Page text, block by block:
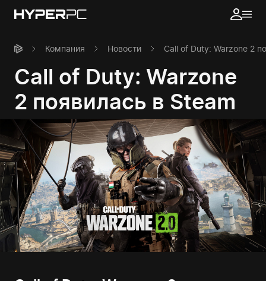
Компания Новости Call of Duty: Warzone 2
Call of Duty: Warzone
2 появилась в Steam